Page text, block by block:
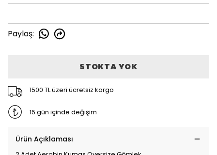
Paylaş:
STOKTA YOK
1500 TL üzeri ücretsiz kargo
15 gün içinde değişim
Ürün Açıklaması